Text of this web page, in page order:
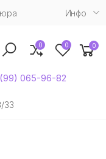
Инфо
065-96-82
0 0 0
33